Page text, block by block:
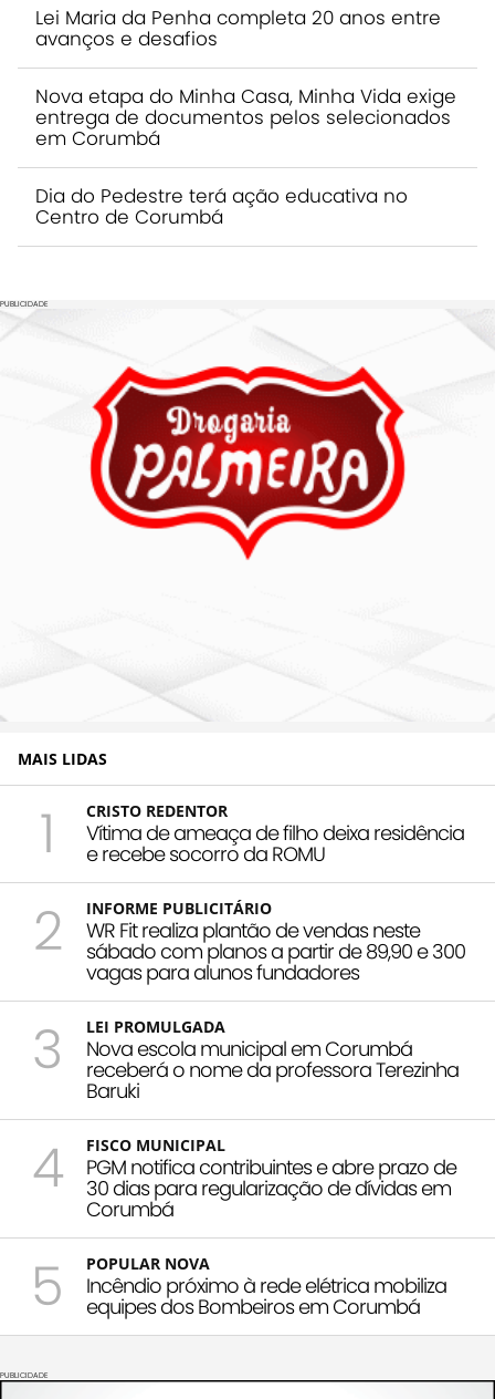
Lei Maria da Penha completa 20 anos entre
avanços e desafios
Nova etapa do Minha Casa, Minha Vida exige
entrega de documentos pelos selecionados
em Corumbá
Dia do Pedestre terá ação educativa no
Centro de Corumbá
PUBLICIDADE
MAIS LIDAS
1 CRISTO REDENTOR
Vítima de ameaça de filho deixa residência
e recebe socorro da ROMU
2 INFORME PUBLICITÁRIO
WR Fit realiza plantão de vendas neste
sábado com planos a partir de 89,90 e 300
vagas para alunos fundadores
3 LEI PROMULGADA
Nova escola municipal em Corumbá
receberá o nome da professora Terezinha
Baruki
4 FISCO MUNICIPAL
PGM notifica contribuintes e abre prazo de
30 dias para regularização de dívidas em
Corumbá
5 POPULAR NOVA
Incêndio próximo à rede elétrica mobiliza
equipes dos Bombeiros em Corumbá
PUBLICIDADE